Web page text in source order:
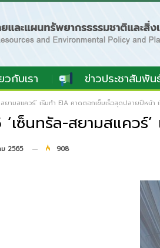
วกับเรา ข่าวประชาสัมพัน
ยามสแควร์’ เริ่มทำ EIA คาดตอกเข็มเร็วสุดปลายปีหน้
เซ็นทรัล-สยามสแควร์
ม 2565 908